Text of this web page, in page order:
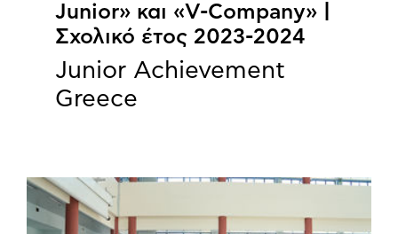
Junior» και «V-Company» |
Σχολικό έτος 2023-2024
Junior Achievement
Greece